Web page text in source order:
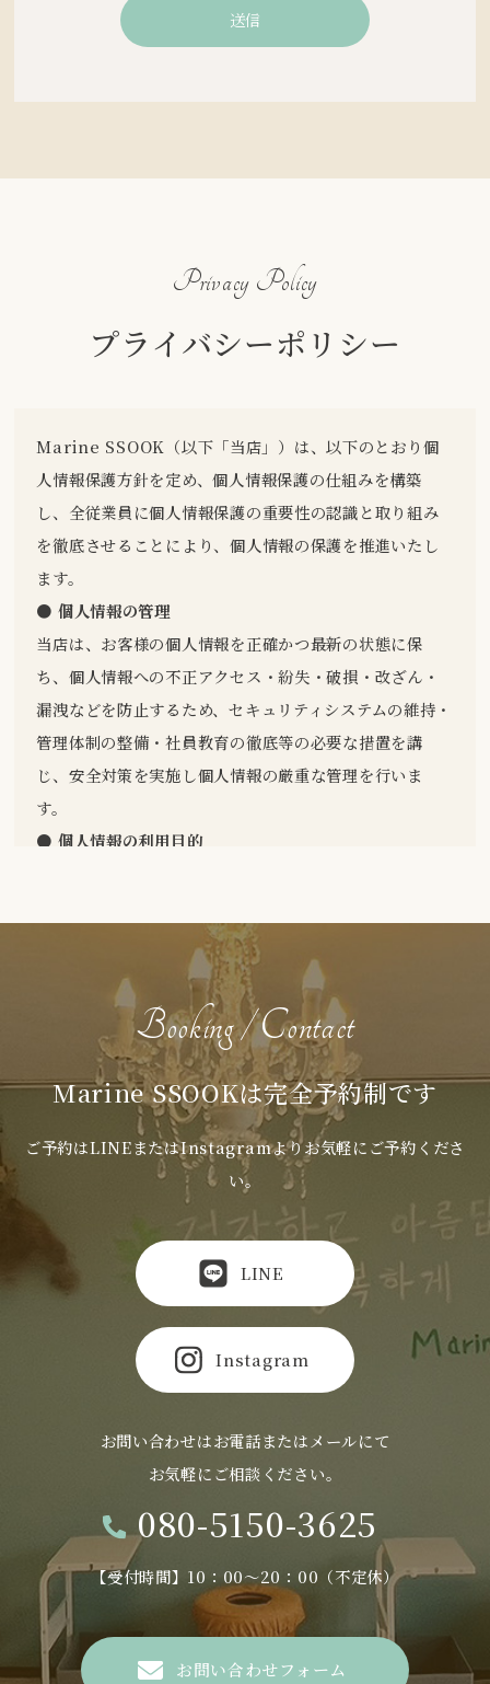
Privacy Policy
プライバシーポリシー
Marine SSOOK（以下「当店」）は、以下のとおり個
人情報保護方針を定め、個人情報保護の仕組みを構築
し、全従業員に個人情報保護の重要性の認識と取り組み
を徹底させることにより、個人情報の保護を推進いたし
ます。
● 個人情報の管理
当店は、お客様の個人情報を正確かつ最新の状態に保
ち、個人情報への不正アクセス・紛失・破損・改ざん・
漏洩などを防止するため、セキュリティシステムの維持・
管理体制の整備・社員教育の徹底等の必要な措置を講
じ、安全対策を実施し個人情報の厳重な管理を行いま
す。
● 個人情報の利用目的
ルや資料のご送付に利用いたします。
● 個人情報の第三者への開示・提供の禁止
当店は、お客様よりお預かりした個人情報を適切に管理
し、次のいずれかに該当する場合を除き、個人情報を第
三者に開示いたしません。
・お客様の同意がある場合
・お客様が希望されるサービスを行うために当店が業務
を委託する業者に対して開示する場合
・法令に基づき開示することが必要である場合
● 個人情報の安全対策
当店は、個人情報の正確性及び安全性確保のために、セ
キュリティに万全の対策を講じています。
● ご本人の照会
お客様がご本人の個人情報の照会・修正・削除などをご
希望される場合には、ご本人であることを確認の上、対
応させていただきます。
● 法令、規範の遵守と見直し
令、その他規範を遵守するとともに、本ポリシーの内容
を適宜見直し、その改善に努めます。
● お問い合わせ
当店の個人情報の取扱に関するお問い合せは下記までご
連絡ください。
Booking / Contact
Marine SSOOKは完全予約制です
ご予約はLINEまたはInstagramよりお気軽にご予約くださ
い。
LINE
Instagram
お問い合わせはお電話またはメールにて
お気軽にご相談ください。
080-5150-3625
【受付時間】10：00～20：00（不定休）
お問い合わせフォーム